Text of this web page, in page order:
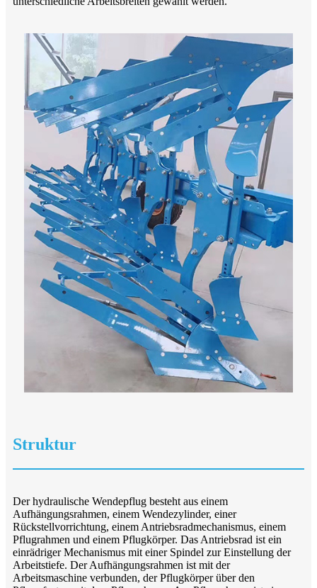
Struktur
Der hydraulische Wendepflug besteht aus einem
Aufhängungsrahmen, einem Wendezylinder, einer
Rückstellvorrichtung, einem Antriebsradmechanismus, einem
Pflugrahmen und einem Pflugkörper. Das Antriebsrad ist ein
einrädriger Mechanismus mit einer Spindel zur Einstellung der
Arbeitstiefe. Der Aufhängungsrahmen ist mit der
Arbeitsmaschine verbunden, der Pflugkörper über den